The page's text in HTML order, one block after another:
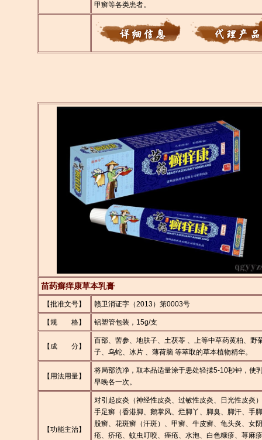
甲癣等各类患者。
苗药癣痒康草本乳膏
【批准文号】 赣卫消证字（2013）第0003号
【规 格】 铝塑管包装，15g/支
【成 分】
百部、苦参、地肤子、土茯苓 、上等中草药黄柏、野
子、乌蛇、冰片 、薄荷脑 等萃取的草本植物精华。
【用法用量】
将局部洗净，取本品适量涂于患处轻揉5-10秒钟，使
早晚各一次。
【功能主治】
对引起皮炎（神经性皮炎、过敏性皮炎、日光性皮炎
手足癣（香港脚、鹅掌风、烂脚丫、脚臭、脚汗、手
股癣、花斑癣（汗斑）、甲癣、牛皮癣、龟头炎、女
疮、疥疮、蚊虫叮咬、痤疮、水泡、白色糠疹、荨麻